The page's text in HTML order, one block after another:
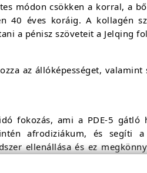
módon csökken a korral, a
40 éves koráig. A kollagén
a pénisz szöveteit a Jelqing
az állóképességet,
fokozás, ami a PDE-5
afrodiziákum, és segíti
ellenállása és ez